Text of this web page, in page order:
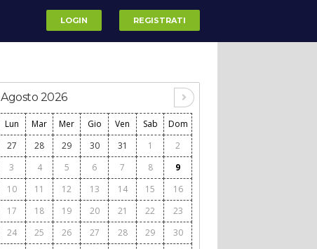
LOGIN REGISTRATI
Agosto 2026
Lun Mar Mer Gio Ven Sab
Dom
27
28 29 30 31 1
2
3
4 5 6 7 8
9
10
11 12 13 14 15
16
17
18 19 20 21 22
23
24
25 26 27 28 29
30